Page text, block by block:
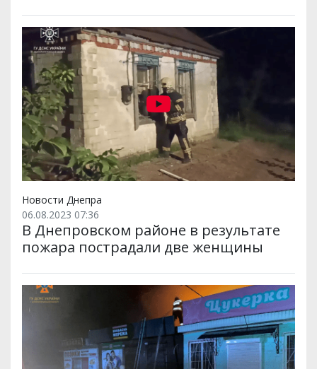
Новости Днепра
06.08.2023 07:36
В Днепровском районе в результате
пожара пострадали две женщины